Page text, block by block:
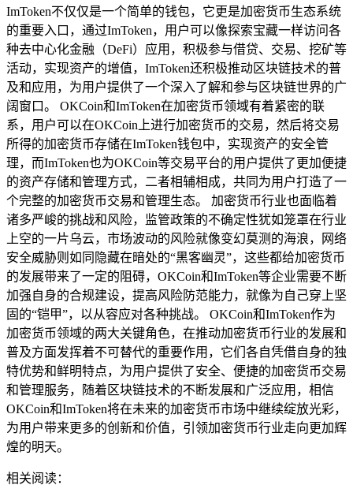
ImToken不仅仅是一个简单的钱包，它更是加密货币生态系统
的重要入口，通过ImToken，用户可以像探索宝藏一样访问各
种去中心化金融（DeFi）应用，积极参与借贷、交易、挖矿等
活动，实现资产的增值，ImToken还积极推动区块链技术的普
及和应用，为用户提供了一个深入了解和参与区块链世界的广
阔窗口。 OKCoin和ImToken在加密货币领域有着紧密的联
系，用户可以在OKCoin上进行加密货币的交易，然后将交易
所得的加密货币存储在ImToken钱包中，实现资产的安全管
理，而ImToken也为OKCoin等交易平台的用户提供了更加便捷
的资产存储和管理方式，二者相辅相成，共同为用户打造了一
个完整的加密货币交易和管理生态。 加密货币行业也面临着
诸多严峻的挑战和风险，监管政策的不确定性犹如笼罩在行业
上空的一片乌云，市场波动的风险就像变幻莫测的海浪，网络
安全威胁则如同隐藏在暗处的“黑客幽灵”，这些都给加密货币
的发展带来了一定的阻碍，OKCoin和ImToken等企业需要不断
加强自身的合规建设，提高风险防范能力，就像为自己穿上坚
固的“铠甲”，以从容应对各种挑战。 OKCoin和ImToken作为
加密货币领域的两大关键角色，在推动加密货币行业的发展和
普及方面发挥着不可替代的重要作用，它们各自凭借自身的独
特优势和鲜明特点，为用户提供了安全、便捷的加密货币交易
和管理服务，随着区块链技术的不断发展和广泛应用，相信
OKCoin和ImToken将在未来的加密货币市场中继续绽放光彩，
为用户带来更多的创新和价值，引领加密货币行业走向更加辉
煌的明天。
相关阅读：